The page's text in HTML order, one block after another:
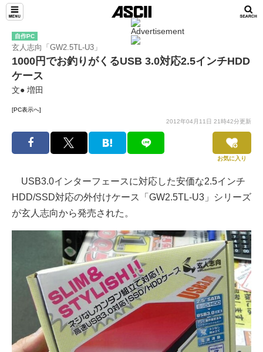
自作PC
玄人志向「GW2.5TL-U3」
1000円でお釣りがくるUSB 3.0対応2.5インチHDD
ケース
文● 増田
[PC表示へ]
2012年04月11日 21時42分更新
お気に入り
USB3.0インターフェースに対応した安価な2.5インチ
HDD/SSD対応の外付けケース「GW2.5TL-U3」シリーズ
が玄人志向から発売された。